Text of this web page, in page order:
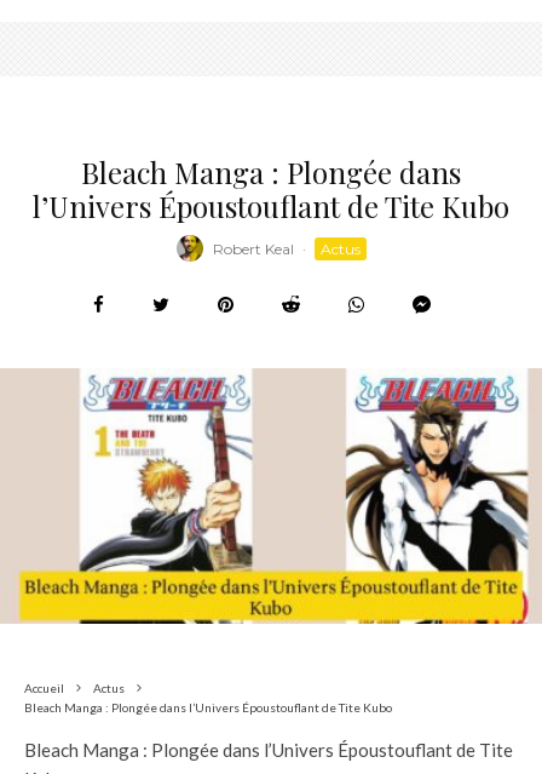
Bleach Manga : Plongée dans
l’Univers Époustouflant de Tite Kubo
Robert Keal · Actus
Accueil
Actus
Bleach Manga : Plongée dans l’Univers Époustouflant de Tite Kubo
Bleach Manga : Plongée dans l’Univers Époustouflant de Tite